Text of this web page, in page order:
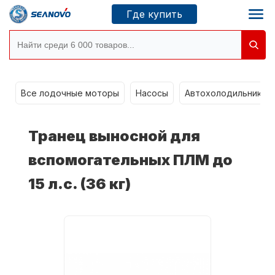
Где купить
Новосибирск
Где купить
Моторы SEANOVO
Все лодочные моторы Насосы Автохолодильники
Транец выносной для
вспомогательных ПЛМ до
15 л.с. (36 кг)